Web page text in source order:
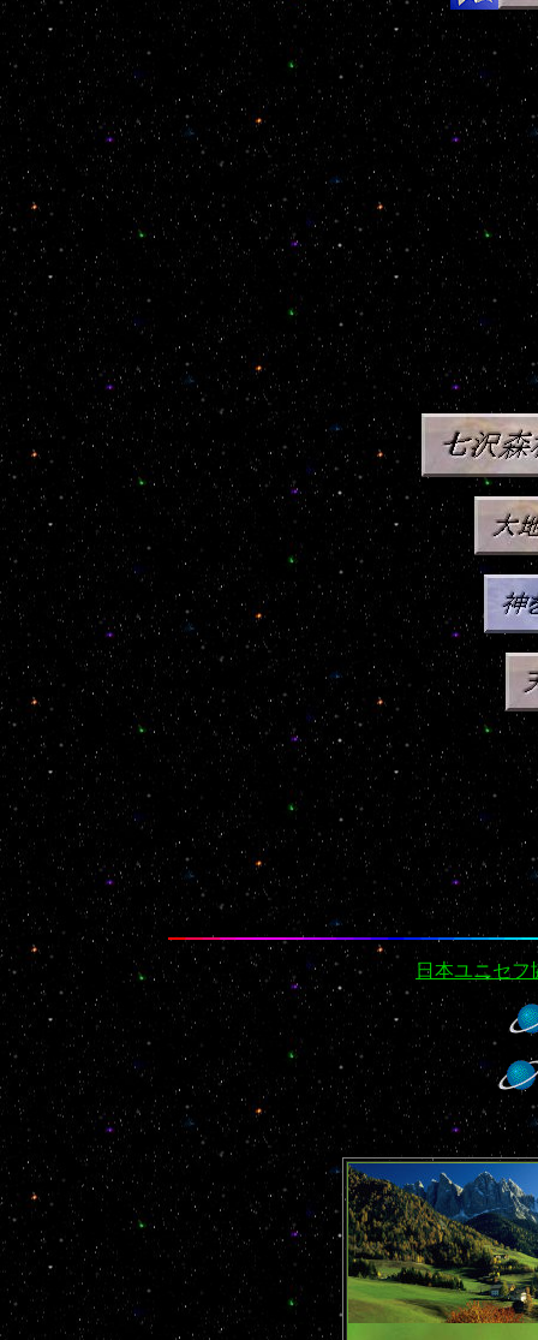
日本ユニセ